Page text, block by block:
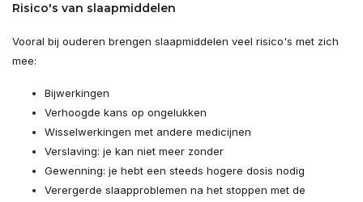
Risico's van slaapmiddelen
Vooral bij ouderen brengen slaapmiddelen veel risico's met zich
mee:
Bijwerkingen
Verhoogde kans op ongelukken
Wisselwerkingen met andere medicijnen
Verslaving: je kan niet meer zonder
Gewenning: je hebt een steeds hogere dosis nodig
Verergerde slaapproblemen na het stoppen met de